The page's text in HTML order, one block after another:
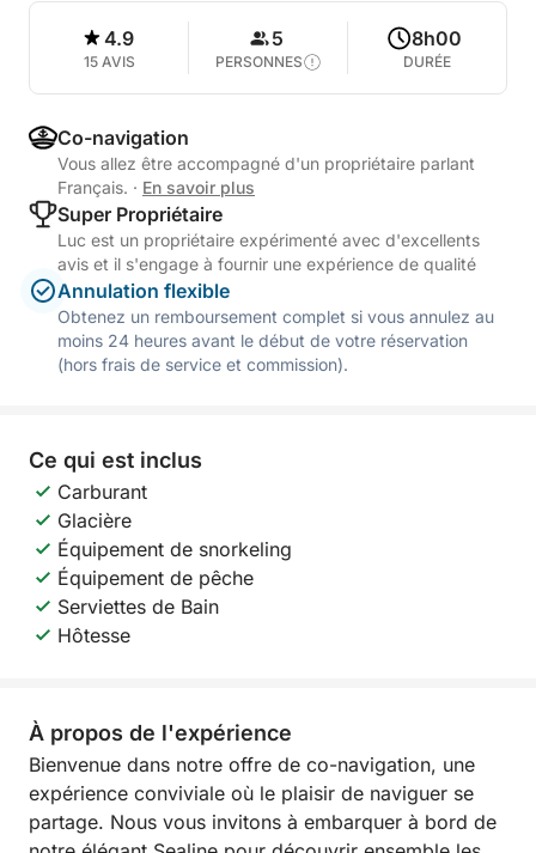
4.9
15 AVIS
5
PERSONNES
8h00
DURÉE
Co-navigation
Vous allez être accompagné d'un propriétaire parlant
Français. · En savoir plus
Super Propriétaire
Luc est un propriétaire expérimenté avec d'excellents
avis et il s'engage à fournir une expérience de qualité
Annulation flexible
Obtenez un remboursement complet si vous annulez au
moins 24 heures avant le début de votre réservation
(hors frais de service et commission).
Ce qui est inclus
Carburant
Glacière
Équipement de snorkeling
Équipement de pêche
Serviettes de Bain
Hôtesse
À propos de l'expérience
Bienvenue dans notre offre de co-navigation, une
expérience conviviale où le plaisir de naviguer se
partage. Nous vous invitons à embarquer à bord de